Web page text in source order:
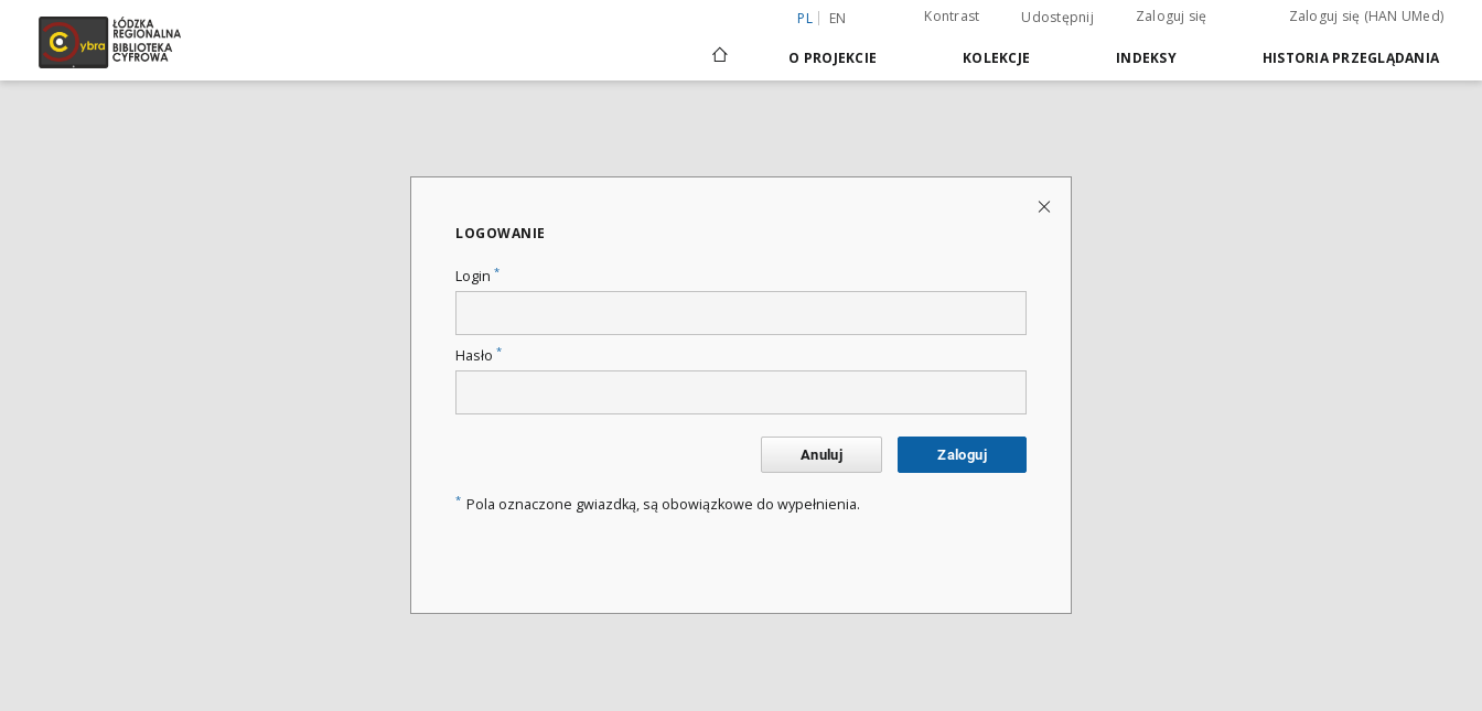
PL EN Kontrast Udostępnij Zaloguj się Zaloguj się (HAN UMed)
O PROJEKCIE KOLEKCJE INDEKSY HISTORIA PRZEGLĄDANIA
LOGOWANIE
Login *
Hasło *
Anuluj Zaloguj
* Pola oznaczone gwiazdką, są obowiązkowe do wypełnienia.